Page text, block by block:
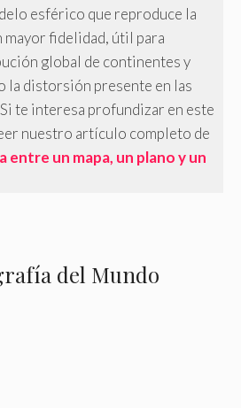
esférico que reproduce la
mayor fidelidad, útil para
global de continentes y
la distorsión presente en las
te interesa profundizar en este
nuestro artículo completo de
entre un mapa, un plano y un
del Mundo